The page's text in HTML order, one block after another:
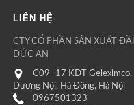
LIÊN HỆ
CTY CỔ PHẦN SẢN XUẤT
ĐỨC AN
C09- 17 KĐT Geleximco,
Dương Nội, Hà Đông, Hà Nội
0967501323